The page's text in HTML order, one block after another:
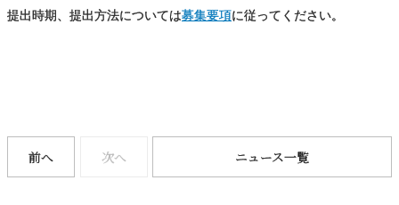
提出時期、提出方法については募集要項に従ってください。
前へ 次へ ニュース一覧